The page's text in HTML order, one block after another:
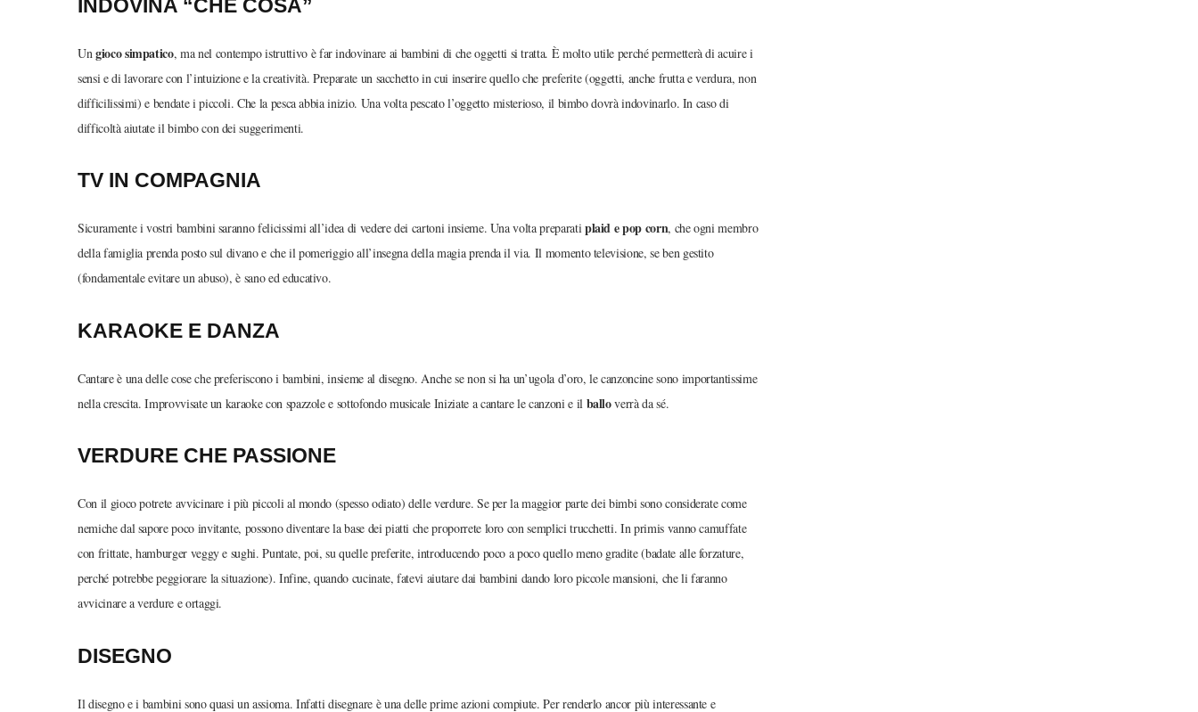
INDOVINA “CHE COSA”
Un gioco simpatico, ma nel contempo istruttivo è far indovinare ai bambini di che oggetti si tratta. È molto utile perché permetterà di acuire i
sensi e di lavorare con l’intuizione e la creatività. Preparate un sacchetto in cui inserire quello che preferite (oggetti, anche frutta e verdura, non
difficilissimi) e bendate i piccoli. Che la pesca abbia inizio. Una volta pescato l’oggetto misterioso, il bimbo dovrà indovinarlo. In caso di
difficoltà aiutate il bimbo con dei suggerimenti.
TV IN COMPAGNIA
Sicuramente i vostri bambini saranno felicissimi all’idea di vedere dei cartoni insieme. Una volta preparatiplaid e pop corn, che ogni membro
della famiglia prenda posto sul divano e che il pomeriggio all’insegna della magia prenda il via. Il momento televisione, se ben gestito
(fondamentale evitare un abuso), è sano ed educativo.
KARAOKE E DANZA
Cantare è una delle cose che preferiscono i bambini, insieme al disegno. Anche se non si ha un’ugola d’oro, le canzoncine sono importantissime
nella crescita. Improvvisate un karaoke con spazzole e sottofondo musicale Iniziate a cantare le canzoni e il balloverrà da sé.
VERDURE CHE PASSIONE
Con il gioco potrete avvicinare i più piccoli al mondo (spesso odiato) delle verdure. Se per la maggior parte dei bimbi sono considerate come
nemiche dal sapore poco invitante, possono diventare la base dei piatti che proporrete loro con semplici trucchetti. In primis vanno camuffate
con frittate, hamburger veggy e sughi. Puntate, poi, su quelle preferite, introducendo poco a poco quello meno gradite (badate alle forzature,
perché potrebbe peggiorare la situazione). Infine, quando cucinate, fatevi aiutare dai bambini dando loro piccole mansioni, che li faranno
avvicinare a verdure e ortaggi.
DISEGNO
Il disegno e i bambini sono quasi un assioma. Infatti disegnare è una delle prime azioni compiute. Per renderlo ancor più interessante e